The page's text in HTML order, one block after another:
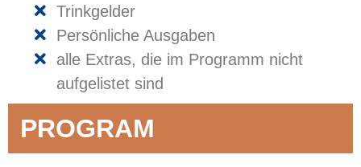
Trinkgelder
Persönliche Ausgaben
alle Extras, die im Programm nicht
aufgelistet sind
PROGRAM